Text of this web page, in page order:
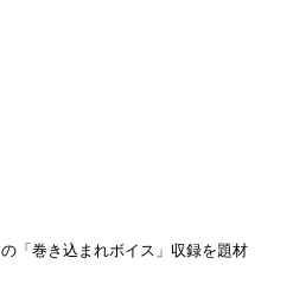
「巻き込まれボイス」収録を題材